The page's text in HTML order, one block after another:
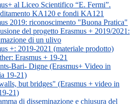
al Liceo Scientifico “E. Fermi”.
KA120 e fondi KA121
2019: riconoscimento "Buona Pratica"
del progetto Erasmus + 2019/2021:
di un ulivo
+: 2019-2021 (materiale prodotto)
Erasmus + 19-21
Bari- Digne (Erasmus+ Video in
19-21)
but bridges" (Erasmus + video in
21)
di disseminazione e chiusura del